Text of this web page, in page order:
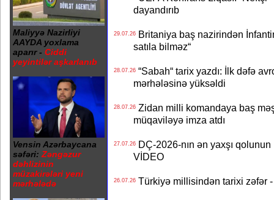
Maliyyə Nazirliyi
AAYDA yoxlama
aparır - Ciddi
yeyintilər aşkarlanıb
Vensin Azərbaycana
səfəri: Zəngəzur
dəhlizinin
müzakirələri yeni
mərhələdə
dayandırıb
29.07.26Britaniya baş nazirindən
satıla bilməz“
28.07.26“Sabah“ tarix yazdı: İlk dəfə
mərhələsinə yüksəldi
28.07.26Zidan milli komandaya baş
müqaviləyə imza atdı
27.07.26DÇ-2026-nın ən yaxşı
VİDEO
26.07.26Türkiyə millisindən tarixi zəfər